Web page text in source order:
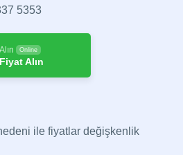
5353
Online
Alın
ile fiyatlar değişkenlik